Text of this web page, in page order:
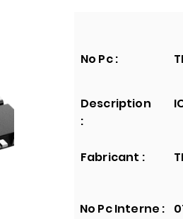
No Pc :
Description
:
Fabricant :
No Pc Interne :